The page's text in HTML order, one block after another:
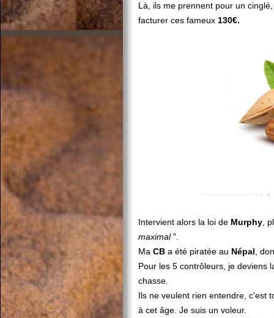
Là, ils me prennent pour un
facturer ces fameux 130€.
Intervient alors la loi de Murphy ,
maximal".
Ma CB a été piratée au Népal ,
Pour les 5 contrôleurs, je deviens
chasse.
Ils ne veulent rien entendre, c'est
à cet âge. Je suis un voleur.